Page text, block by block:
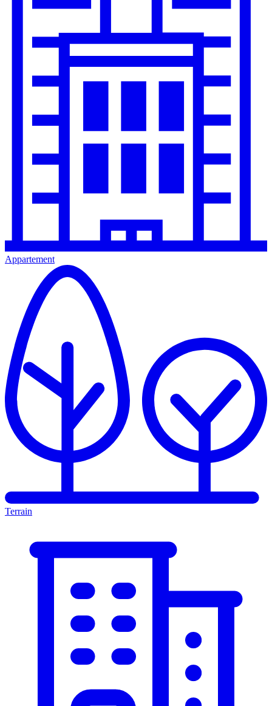
Appartement
Terrain